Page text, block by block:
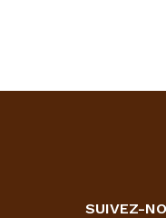
SUIVEZ-